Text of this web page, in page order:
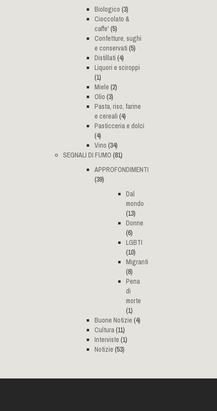
Biologico (3)
Cioccolato &
caffe' (5)
Confetture, sughi
e conservati (5)
Distillati (4)
Liquori e sciroppi
(1)
Miele (2)
Olio (3)
Pasta, riso, farine
e cereali (4)
Pasticceria e dolci
(4)
Vino (34)
SEGNALI DI FUMO (81)
APPROFONDIMENTI
(39)
Dal
mondo
(13)
Donne
(6)
LGBTI
(10)
Migranti
(8)
Pena
di
morte
(1)
Buone Notizie (4)
Cultura(11)
Interviste (1)
Notizie (53)